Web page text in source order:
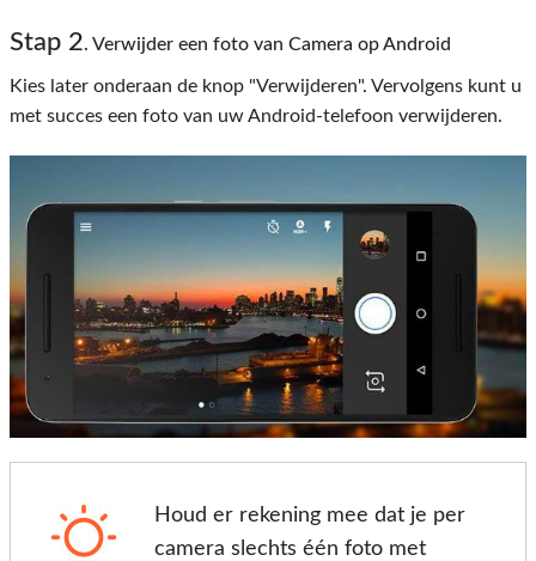
Stap 2. Verwijder een foto van Camera op Android
Kies later onderaan de knop "Verwijderen". Vervolgens kunt u
met succes een foto van uw Android-telefoon verwijderen.
Houd er rekening mee dat je per
camera slechts één foto met